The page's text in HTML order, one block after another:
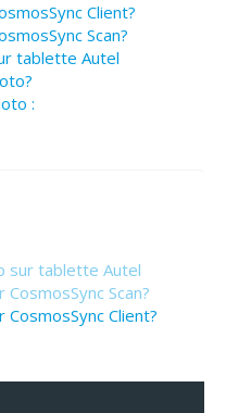
Client?
Scan?
tablette Autel
:
sur tablette Autel
Scan?
Client?